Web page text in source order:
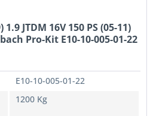
1.9 JTDM 16V 150 PS (05-11)
Pro-Kit E10-10-005-01-22
E10-10-005-01-22
1200 Kg